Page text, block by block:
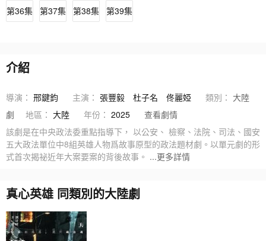
第36集 第37集 第38集 第39集
介紹
導演： 邢鍵鈞 主演： 張豐毅 杜子名 佟麗婭 類別： 大陸
劇
地區： 大陸 年份： 2025
查看劇情
該劇是在中央政法委重點指導下， 以公安、 檢察、法院、司法、國安
五大政法單位中8組英雄人物爲故事原型的政法題材劇。以單元劇的形
式首次揭祕近年大案要案的背後故事。 ...更多詳情
真心英雄 同類別的大陸劇